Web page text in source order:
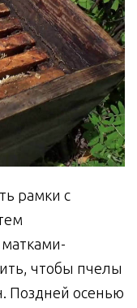
рамки с
чтобы пчелы
Поздней осенью